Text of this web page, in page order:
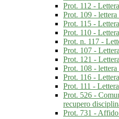
Prot. 112 -
Prot. 109 -
Prot. 115 -
Prot. 110 -
Prot. n. 117 -
Prot. 107 -
Prot. 121 -
Prot. 108 -
Prot. 116 -
Prot. 111 -
Prot. 526 -
recupero
Prot. 731 - Affido